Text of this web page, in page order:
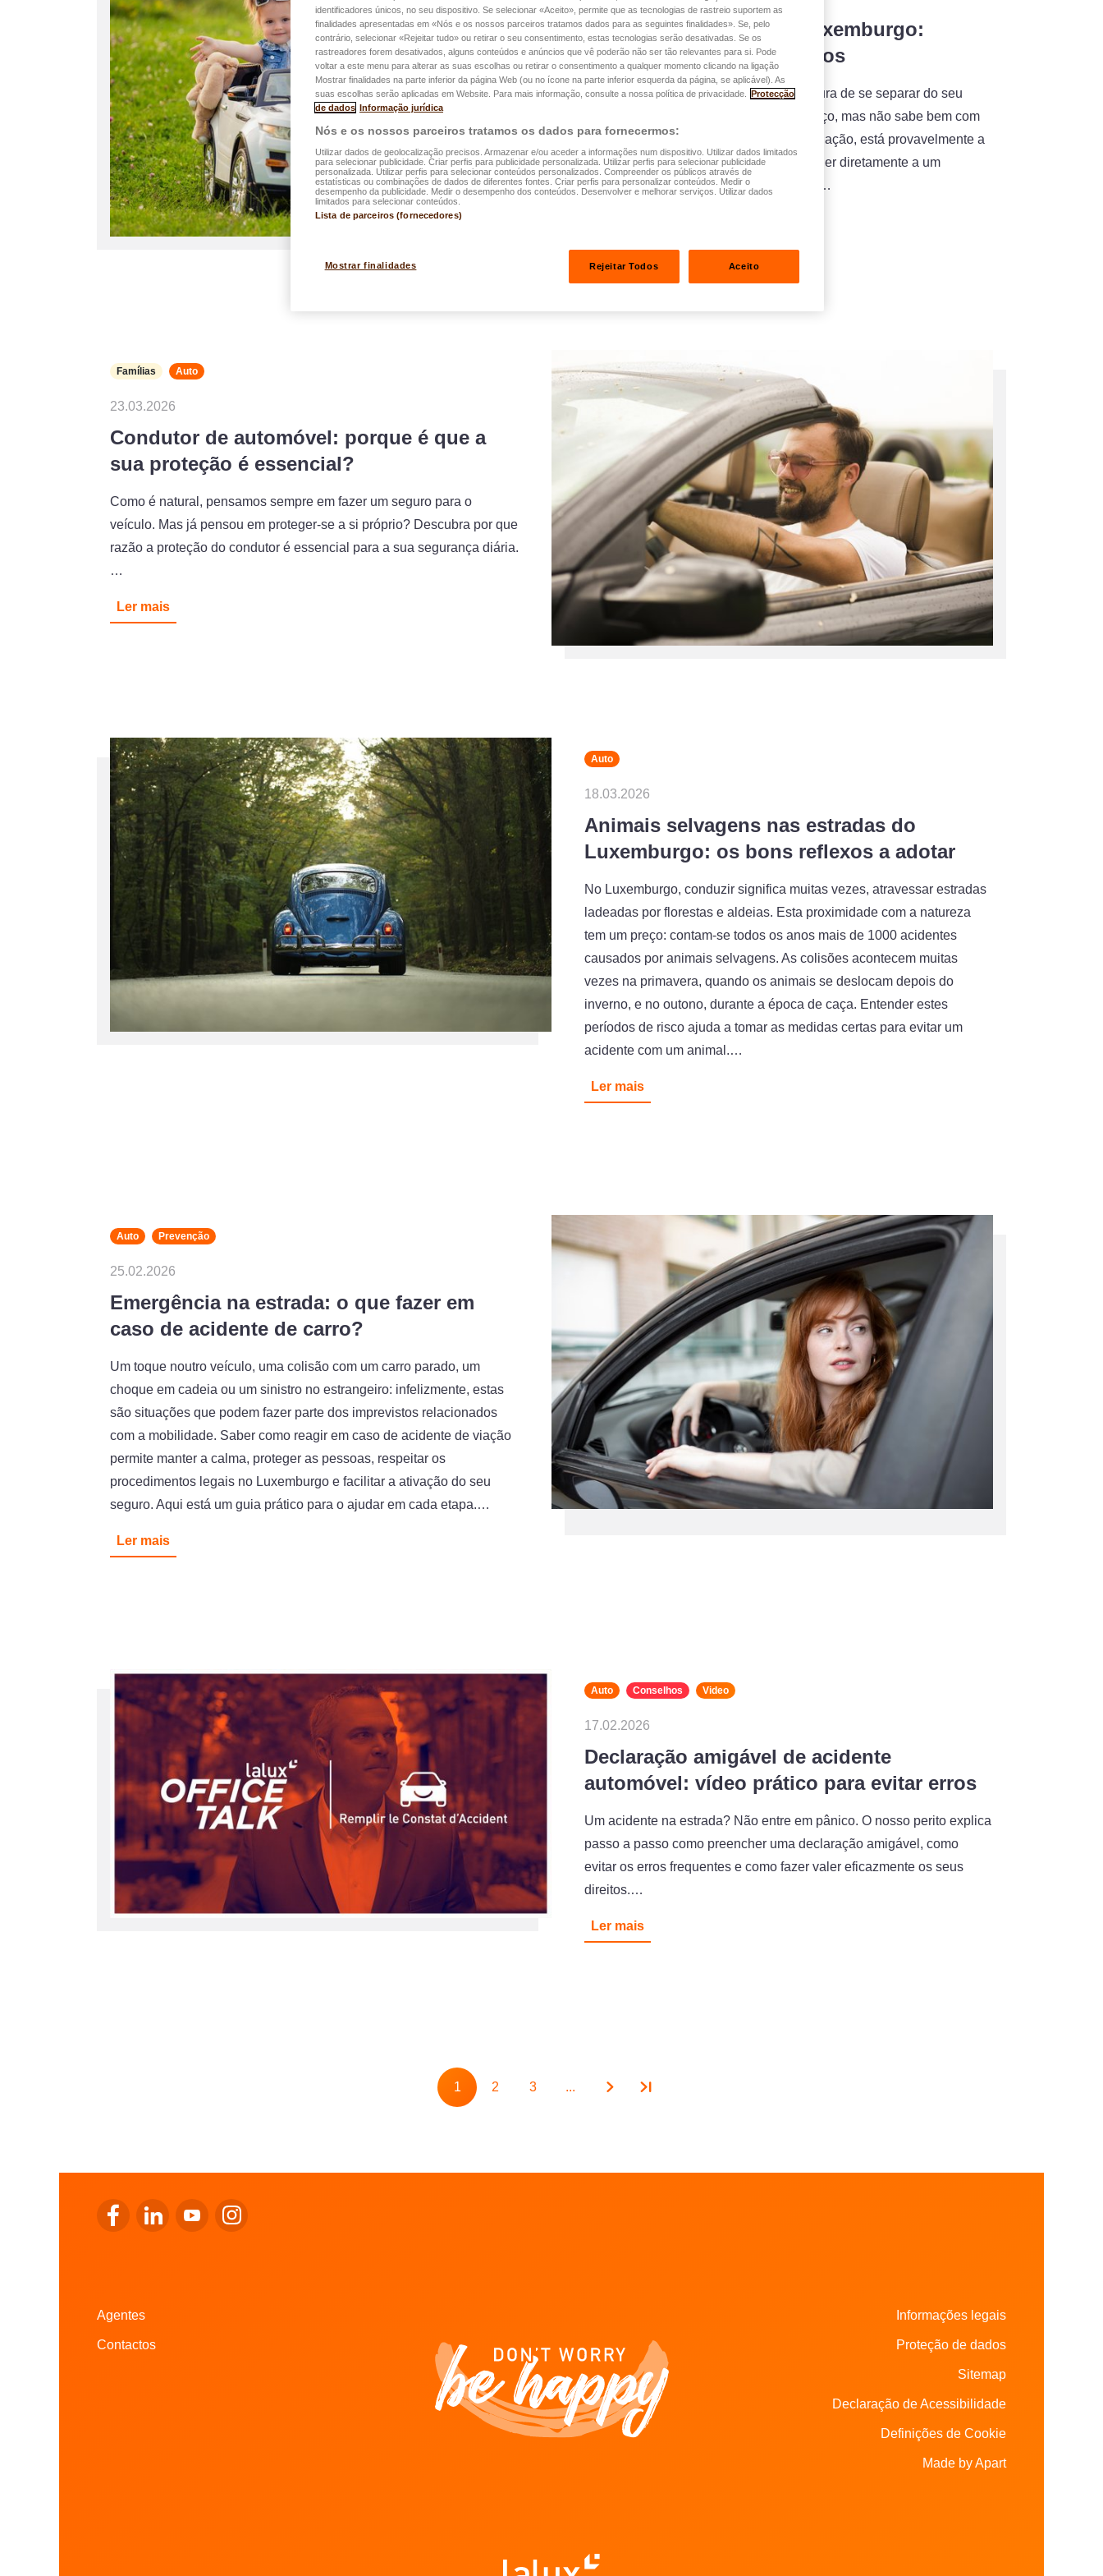
Vender o seu carro no Luxemburgo:
procedimentos e conselhos
Após bons e leais serviços, chegou a altura de se separar do seu
carro. Gostaria de conseguir um bom preço, mas não sabe bem com
quem falar. Como muita gente na sua situação, está provavelmente a
perguntar-se o que compensa mais: vender diretamente a um
particular ou recorrer a um profissional? …
Famílias Auto
23.03.2026
Condutor de automóvel: porque é que a
sua proteção é essencial?
Como é natural, pensamos sempre em fazer um seguro para o
veículo. Mas já pensou em proteger-se a si próprio? Descubra por que
razão a proteção do condutor é essencial para a sua segurança diária.
…
Ler mais
Auto
18.03.2026
Animais selvagens nas estradas do
Luxemburgo: os bons reflexos a adotar
No Luxemburgo, conduzir significa muitas vezes, atravessar estradas
ladeadas por florestas e aldeias. Esta proximidade com a natureza
tem um preço: contam-se todos os anos mais de 1000 acidentes
causados por animais selvagens. As colisões acontecem muitas
vezes na primavera, quando os animais se deslocam depois do
inverno, e no outono, durante a época de caça. Entender estes
períodos de risco ajuda a tomar as medidas certas para evitar um
acidente com um animal.…
Ler mais
Auto Prevenção
25.02.2026
Emergência na estrada: o que fazer em
caso de acidente de carro?
Um toque noutro veículo, uma colisão com um carro parado, um
choque em cadeia ou um sinistro no estrangeiro: infelizmente, estas
são situações que podem fazer parte dos imprevistos relacionados
com a mobilidade. Saber como reagir em caso de acidente de viação
permite manter a calma, proteger as pessoas, respeitar os
procedimentos legais no Luxemburgo e facilitar a ativação do seu
seguro. Aqui está um guia prático para o ajudar em cada etapa.…
Ler mais
Auto Conselhos Video
17.02.2026
Declaração amigável de acidente
automóvel: vídeo prático para evitar erros
Um acidente na estrada? Não entre em pânico. O nosso perito explica
passo a passo como preencher uma declaração amigável, como
evitar os erros frequentes e como fazer valer eficazmente os seus
direitos.…
Ler mais
Pagination
Page
1 Page
2 Page
3 ...
Ir para o Facebook da LALUX
Ir para o LinkedIn da LALUX
Ir para o YouTube da LALUX
Ir para o Instagram da LALUX
Agentes
Contactos
Informações legais
Proteção de dados
Sitemap
Declaração de Acessibilidade
Definições de Cookie
Made by Apart
identificadores únicos, no seu dispositivo. Se selecionar «Aceito», permite que as tecnologias de rastreio suportem as
finalidades apresentadas em «Nós e os nossos parceiros tratamos dados para as seguintes finalidades». Se, pelo
contrário, selecionar «Rejeitar tudo» ou retirar o seu consentimento, estas tecnologias serão desativadas. Se os
rastreadores forem desativados, alguns conteúdos e anúncios que vê poderão não ser tão relevantes para si. Pode
voltar a este menu para alterar as suas escolhas ou retirar o consentimento a qualquer momento clicando na ligação
Mostrar finalidades na parte inferior da página Web (ou no ícone na parte inferior esquerda da página, se aplicável). As
suas escolhas serão aplicadas em Website. Para mais informação, consulte a nossa política de privacidade.
Protecção
de dados Informação jurídica
Nós e os nossos parceiros tratamos os dados para fornecermos:
Utilizar dados de geolocalização precisos. Armazenar e/ou aceder a informações num dispositivo. Utilizar dados limitados
para selecionar publicidade. Criar perfis para publicidade personalizada. Utilizar perfis para selecionar publicidade
personalizada. Utilizar perfis para selecionar conteúdos personalizados. Compreender os públicos através de
estatísticas ou combinações de dados de diferentes fontes. Criar perfis para personalizar conteúdos. Medir o
desempenho da publicidade. Medir o desempenho dos conteúdos. Desenvolver e melhorar serviços. Utilizar dados
limitados para selecionar conteúdos.
Lista de parceiros (fornecedores)
Mostrar finalidades Rejeitar Todos Aceito